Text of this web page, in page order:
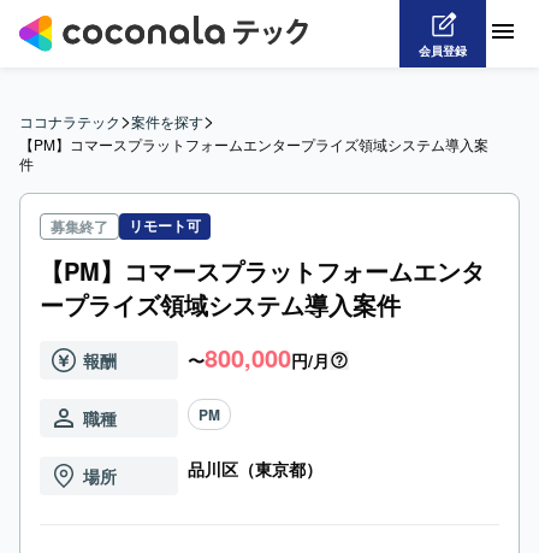
会員登録
ココナラテック>案件を探す>
【PM】コマースプラットフォームエンタープライズ領域システム導入案
件
募集終了 リモート可
【PM】コマースプラットフォームエンタ
ープライズ領域システム導入案件
報酬 〜800,000円/月
職種 PM
場所 品川区（東京都）